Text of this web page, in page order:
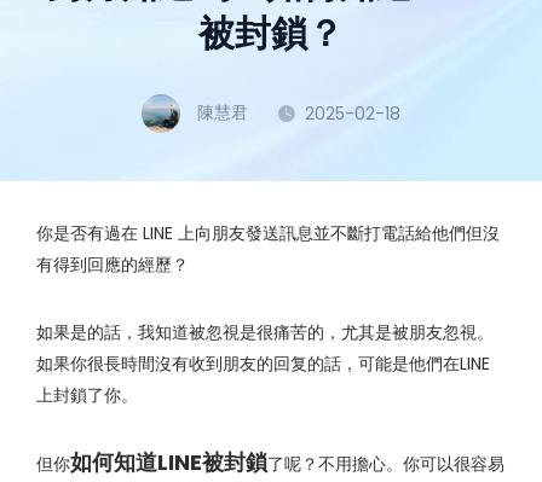
被封鎖？
陳慧君 2025-02-18
你是否有過在 LINE 上向朋友發送訊息並不斷打電話給他們但沒
有得到回應的經歷？
如果是的話，我知道被忽視是很痛苦的，尤其是被朋友忽視。
如果你很長時間沒有收到朋友的回复的話，可能是他們在LINE
上封鎖了你。
但你如何知道LINE被封鎖了呢？不用擔心。你可以很容易